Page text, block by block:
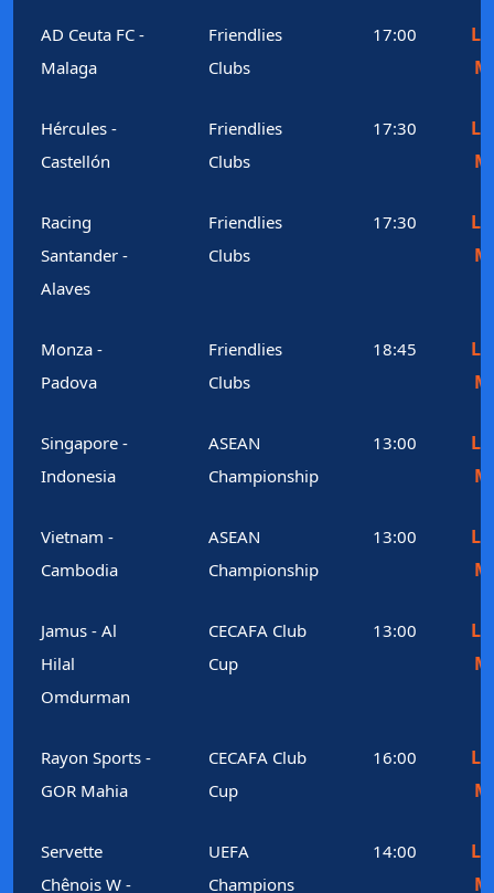
AD Ceuta FC -
Malaga
Friendlies
Clubs
17:00
Hércules -
Castellón
Friendlies
Clubs
17:30
Racing
Santander -
Alaves
Friendlies
Clubs
17:30
Monza -
Padova
Friendlies
Clubs
18:45
Singapore -
Indonesia
ASEAN
Championship
13:00
Vietnam -
Cambodia
ASEAN
Championship
13:00
Jamus - Al
Hilal
Omdurman
CECAFA Club
Cup
13:00
Rayon Sports -
GOR Mahia
CECAFA Club
Cup
16:00
Servette
Chênois W -
UEFA
Champions
14:00